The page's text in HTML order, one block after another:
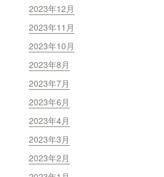
2023年12月
2023年11月
2023年10月
2023年8月
2023年7月
2023年6月
2023年4月
2023年3月
2023年2月